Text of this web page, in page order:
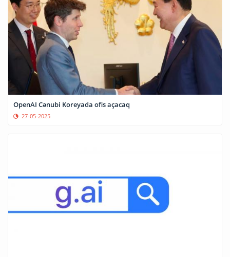
OpenAI Cənubi Koreyada ofis açacaq
27-05-2025